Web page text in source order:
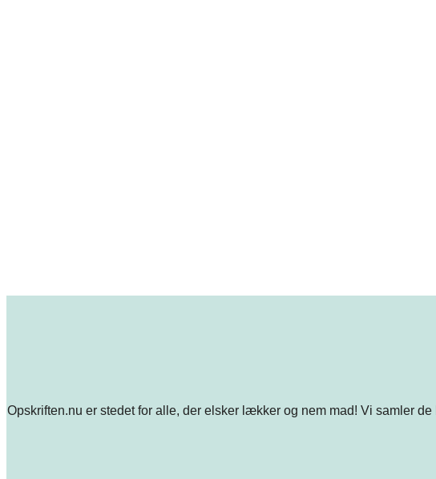
Opskriften.nu er stedet for alle, der elsker lækker og nem mad! Vi samler